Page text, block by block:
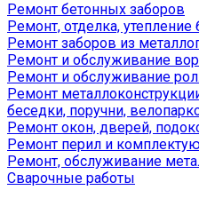
Ремонт бетонных заборов
Ремонт, отделка,
Ремонт заборов из
Ремонт и обслуживание
Ремонт и обслуживание
Ремонт
беседки, поручни,
Ремонт окон, дверей,
Ремонт перил и
Ремонт, обслуживание
Сварочные работы